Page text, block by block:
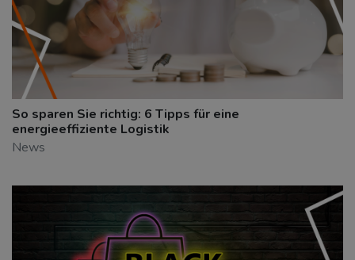
So sparen Sie richtig: 6 Tipps für eine
energieeffiziente Logistik
News